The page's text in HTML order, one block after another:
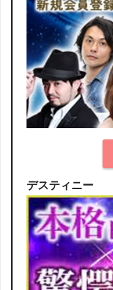
デスティニー